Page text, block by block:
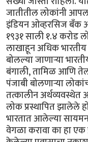
जातीतील लोकांनी
इंडियन ओव्हरसिज बँक
१९३१ साली १.४ करोड
लाखाहून अधिक भारतीय
बोलल्या जाणाऱ्या
बंगाली, तामिळ आणि
पंजाबी बोलणाऱ्या
तत्कालीन अर्थव्यवस्थेत
लोक प्रस्थापित झालेले
भारतात आलेल्या
वेगळा करावा का हा एक